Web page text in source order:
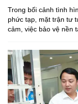
Trong bối cảnh tình
phức tạp, mặt trận tư
cảm, việc bảo vệ nền